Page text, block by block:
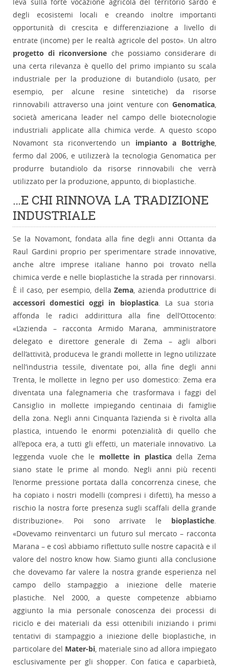
leva sulla forte vocazione agricola del territorio sardo e
degli ecosistemi locali e creando inoltre importanti
opportunità di crescita e differenziazione a livello di
entrate (income) per le realtà agricole del posto». Un altro
progetto di riconversione che possiamo considerare di
una certa rilevanza è quello del primo impianto su scala
industriale per la produzione di butandiolo (usato, per
esempio, per alcune resine sintetiche) da risorse
rinnovabili attraverso una joint venture con Genomatica,
società americana leader nel campo delle biotecnologie
industriali applicate alla chimica verde. A questo scopo
Novamont sta riconvertendo un impianto a Bottrighe,
fermo dal 2006, e utilizzerà la tecnologia Genomatica per
produrre butandiolo da risorse rinnovabili che verrà
utilizzato per la produzione, appunto, di bioplastiche.
…E CHI RINNOVA LA TRADIZIONE
INDUSTRIALE
Se la Novamont, fondata alla fine degli anni Ottanta da
Raul Gardini proprio per sperimentare strade innovative,
anche altre imprese italiane hanno poi trovato nella
chimica verde e nelle bioplastiche la strada per rinnovarsi.
È il caso, per esempio, dellaZema, azienda produttrice di
accessori domestici oggi in bioplastica. La sua storia
affonda le radici addirittura alla fine dell’Ottocento:
«L’azienda – racconta Armido Marana, amministratore
delegato e direttore generale di Zema – agli albori
dell’attività, produceva le grandi mollette in legno utilizzate
nell’industria tessile, diventate poi, alla fine degli anni
Trenta, le mollette in legno per uso domestico: Zema era
diventata una falegnameria che trasformava i faggi del
Cansiglio in mollette impiegando centinaia di famiglie
della zona. Negli anni Cinquanta l’azienda si è rivolta alla
plastica, intuendo le enormi potenzialità di quello che
all’epoca era, a tutti gli effetti, un materiale innovativo. La
leggenda vuole che le mollette in plasticadella Zema
siano state le prime al mondo. Negli anni più recenti
l’enorme pressione portata dalla concorrenza cinese, che
ha copiato i nostri modelli (compresi i difetti), ha messo a
rischio la nostra forte presenza sugli scaffali della grande
distribuzione». Poi sono arrivate le bioplastiche.
«Dovevamo reinventarci un futuro sul mercato – racconta
Marana – e così abbiamo riflettuto sulle nostre capacità e il
valore del nostro know how. Siamo giunti alla conclusione
che dovevamo far valere la nostra grande esperienza nel
campo dello stampaggio a iniezione delle materie
plastiche. Nel 2000, a queste competenze abbiamo
aggiunto la mia personale conoscenza dei processi di
riciclo e dei materiali da essi ottenibili iniziando i primi
tentativi di stampaggio a iniezione delle bioplastiche, in
particolare del Mater-bi, materiale sino ad allora impiegato
esclusivamente per gli shopper. Con fatica e caparbietà,